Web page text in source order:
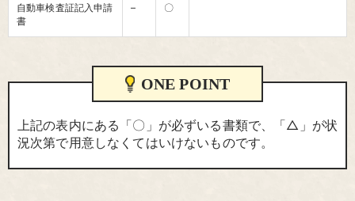
自動車検査証記入申請
書
– 〇
ONE POINT
上記の表内にある「〇」が必ずいる書類で、「△」が状
況次第で用意しなくてはいけないものです。